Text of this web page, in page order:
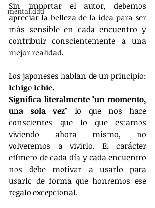
mentalidad
Sin importar el autor, debemos
apreciar la belleza de la idea para ser
más sensible en cada encuentro y
contribuir conscientemente a una
mejor realidad.
Ichigo Ichie.
Significa literalmente "un momento,
una sola vez" lo que nos hace
conscientes que lo que estamos
viviendo ahora mismo, no
volveremos a vivirlo. El carácter
efímero de cada día y cada encuentro
nos debe motivar a usarlo para
usarlo de forma que honremos ese
regalo excepcional.